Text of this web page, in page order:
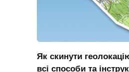
Як скинути
всі способи та